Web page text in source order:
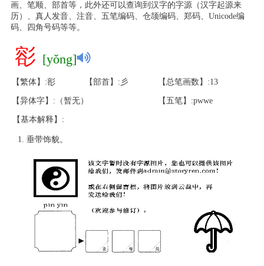
画、笔顺、部首等，此外还可以查询到汉字的字源（汉字起源来
历）、真人发音、注音、五笔编码、仓颉编码、郑码、Unicode编
码、四角号码等等。
彮 [yǒng]
【繁体】:彮 【部首】:彡 【总笔画数】:13
【异体字】:（暂无） 【五笔】:pwwe
【基本解释】:
垂带饰貌。